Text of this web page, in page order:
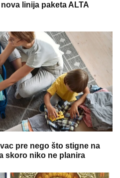
linija paketa ALTA
pre nego što stigne na
skoro niko ne planira